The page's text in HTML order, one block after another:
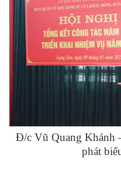
Đ/c Vũ Quang Khánh
phát